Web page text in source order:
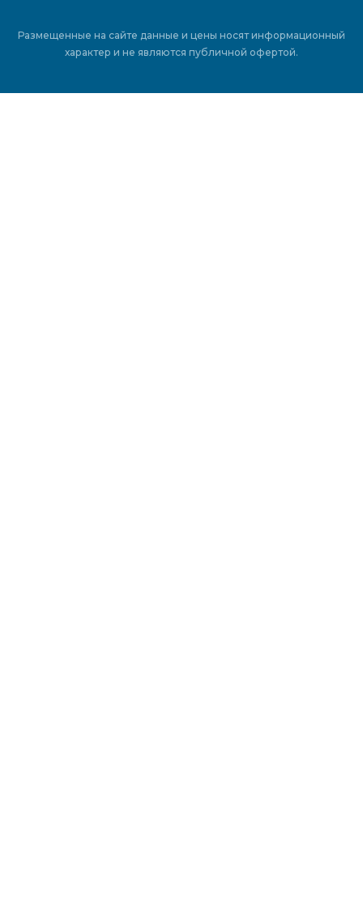
Размещенные на сайте данные и цены носят информационный
характер и не являются публичной офертой.